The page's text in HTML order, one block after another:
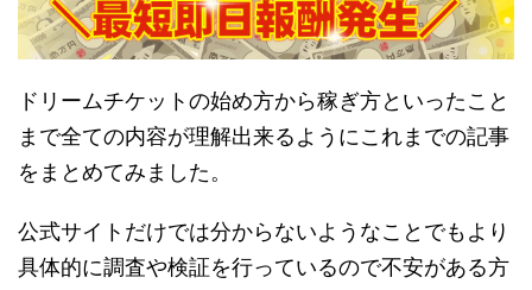
ドリームチケットの始め方から稼ぎ方といったこと
まで全ての内容が理解出来るようにこれまでの記事
をまとめてみました。
公式サイトだけでは分からないようなことでもより
具体的に調査や検証を行っているので不安がある方